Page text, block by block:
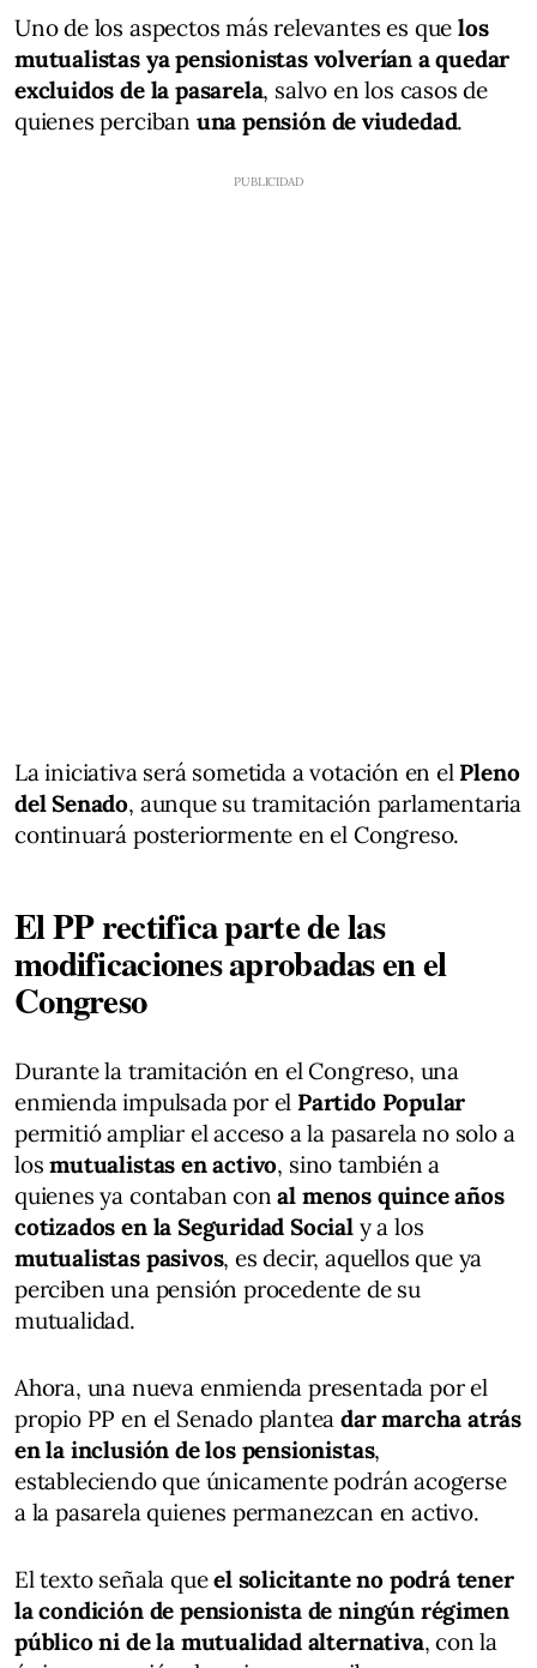
Uno de los aspectos más relevantes es quelos
mutualistas ya pensionistas volverían a quedar
excluidos de la pasarela, salvo en los casos de
quienes perciban una pensión de viudedad.
La iniciativa será sometida a votación en el Pleno
del Senado, aunque su tramitación parlamentaria
continuará posteriormente en el Congreso.
El PP rectifica parte de las
modificaciones aprobadas en el
Congreso
Durante la tramitación en el Congreso, una
enmienda impulsada por el Partido Popular
permitió ampliar el acceso a la pasarela no solo a
losmutualistas en activo, sino también a
quienes ya contaban conal menos quince años
cotizados en la Seguridad Socialy a los
mutualistas pasivos, es decir, aquellos que ya
perciben una pensión procedente de su
mutualidad.
Ahora, una nueva enmienda presentada por el
propio PP en el Senado planteadar marcha atrás
en la inclusión de los pensionistas,
estableciendo que únicamente podrán acogerse
a la pasarela quienes permanezcan en activo.
El texto señala queel solicitante no podrá tener
la condición de pensionista de ningún régimen
público ni de la mutualidad alternativa, con la